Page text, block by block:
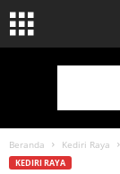
Beranda Kediri Raya
KEDIRI RAYA